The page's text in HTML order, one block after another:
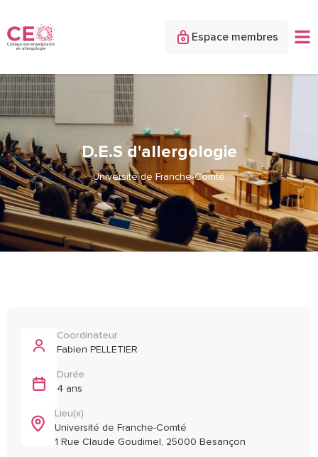
Espace membres
D.E.S d'allergologie
Université de Franche-Comté
Coordinateur
Fabien PELLETIER
Durée
4 ans
Lieu(x)
Université de Franche-Comté
1 Rue Claude Goudimel, 25000 Besançon